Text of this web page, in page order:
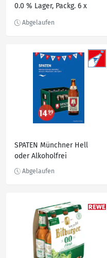
0.0 % Lager, Packg. 6 x
SPATEN Münchner Hell
oder Alkoholfrei